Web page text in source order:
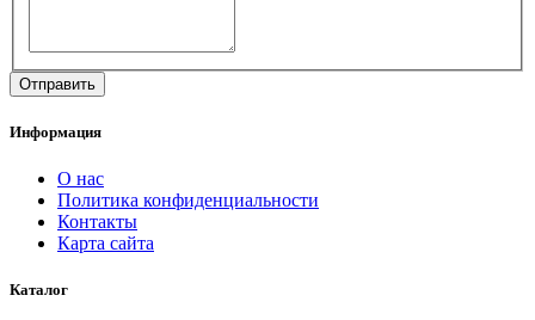
Информация
О нас
Политика конфиденциальности
Контакты
Карта сайта
Каталог